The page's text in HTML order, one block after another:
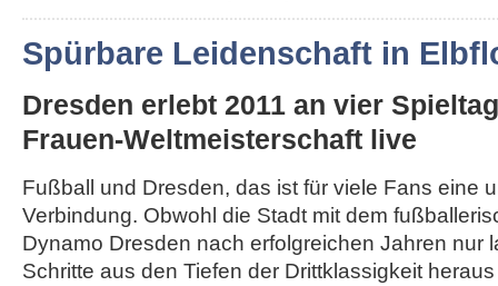
Spürbare Leidenschaft in
Dresden erlebt 2011 an vier
Frauen-Weltmeisterschaft live
Fußball und Dresden, das ist für viele Fans eine
Verbindung. Obwohl die Stadt mit dem
Dynamo Dresden nach erfolgreichen Jahren nur
Schritte aus den Tiefen der Drittklassigkeit